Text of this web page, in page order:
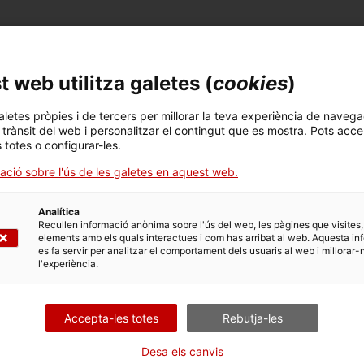
la societat de garantia recíproca Avalis de
d’inversió respectuosos amb el medi
Objectius de Desenvolupament Sostenible fixats
amb 60 milions d’euros, són pimes amb seu
que promoguin inversions en projectes
reciclatge o de tractament de residus, així com
Ramón Sanromà, “aquesta nova línia de
al desenvolupament sostenible de l’economia
projectes que garanteixin l’energia
com a entitat financera pública, és prioritari
seva sostenibilitat a llarg termini”, ha afirmat
d’Avalis de Catalunya, Josep Lores, destaca que
web utilitza galetes (cookies)
pròpies i de tercers per millorar la teva experiència de
del web i personalitzar el contingut que es mostra. Pots
totes o configurar-les.
sobre l'ús de les galetes en aquest web.
Analítica
Recullen informació anònima sobre l'ús del web, les pàgines que
elements amb els quals interactues i com has arribat al web. Aquesta
es fa servir per analitzar el comportament dels usuaris al web i millorar-
l'experiència.
Accepta-les totes Rebutja-les
Desa els canvis